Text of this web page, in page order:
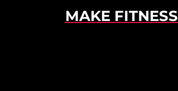
MAKE FITNESS